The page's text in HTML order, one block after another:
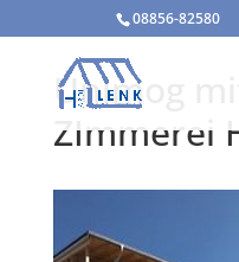
08856-82580
Unimog
ZImmerei